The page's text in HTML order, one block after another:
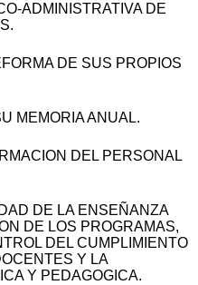
ADMINISTRATIVA DE
DE SUS PROPIOS
MEMORIA ANUAL.
DEL PERSONAL
DE LA ENSEÑANZA
DE LOS PROGRAMAS,
DEL CUMPLIMIENTO
Y LA
Y PEDAGOGICA.